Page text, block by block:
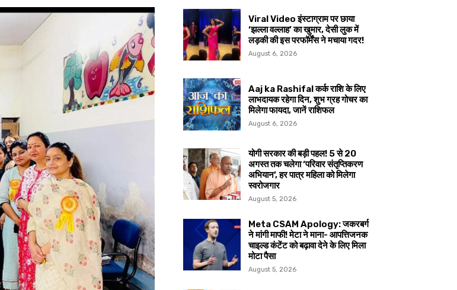
Viral Video इंस्टाग्राम पर छाया
‘झल्ला वल्लाह’ का खुमार, देसी लुक में
लड़की की इस परफॉर्मेंस ने मचाया गदर!
August 6, 2026
Aaj ka Rashifal कर्क राशि के लिए
लाभदायक रहेगा दिन, शुभ ग्रह गोचर का
मिलेगा फायदा, जानें राशिफल
August 6, 2026
योगी सरकार की बड़ी पहल! 5 से 20
अगस्त तक चलेगा ‘परिवार संतृप्तिकरण
अभियान’, हर पात्र महिला को मिलेगा
स्वरोजगार
August 5, 2026
Meta CSAM Apology: जकरबर्ग
ने मांगी माफी! मेटा ने माना- आपत्तिजनक
चाइल्ड कंटेंट को बढ़ावा देने के लिए मिला
मोटा पैसा
August 5, 2026